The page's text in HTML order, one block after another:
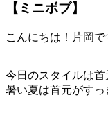
【ミニボブ】
こんにちは！片岡で
今日のスタイルは
暑い夏は首元がす